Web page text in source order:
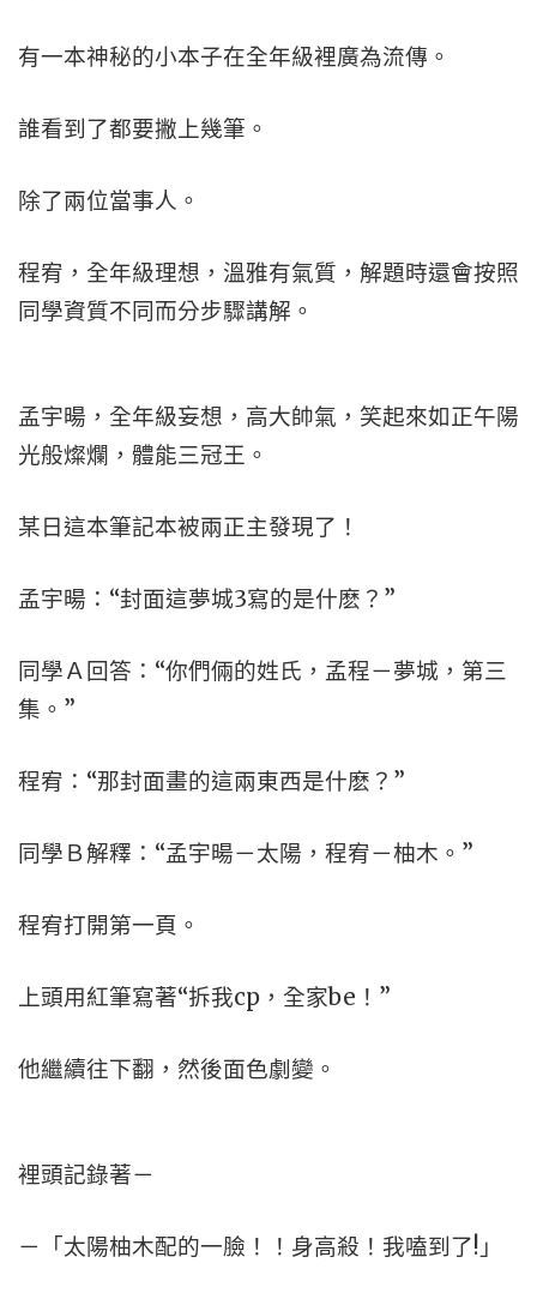
有一本神秘的小本子在全年級裡廣為流傳。
誰看到了都要撇上幾筆。
除了兩位當事人。
程宥，全年級理想，溫雅有氣質，解題時還會按照
同學資質不同而分步驟講解。
孟宇暘，全年級妄想，高大帥氣，笑起來如正午陽
光般燦爛，體能三冠王。
某日這本筆記本被兩正主發現了！
孟宇暘：“封面這夢城3寫的是什麽？”
同學Ａ回答：“你們倆的姓氏，孟程－夢城，第三
集。”
程宥：“那封面畫的這兩東西是什麽？”
同學Ｂ解釋：“孟宇暘－太陽，程宥－柚木。”
程宥打開第一頁。
上頭用紅筆寫著“拆我cp，全家be！”
他繼續往下翻，然後面色劇變。
裡頭記錄著－
－「太陽柚木配的一臉！！身高殺！我嗑到了!」